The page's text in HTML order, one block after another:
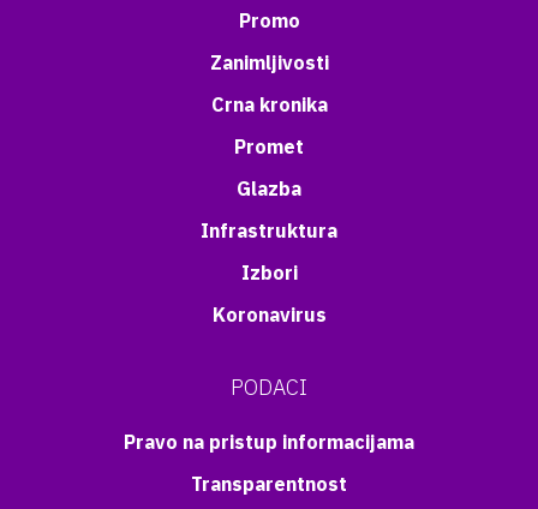
Promo
Zanimljivosti
Crna kronika
Promet
Glazba
Infrastruktura
Izbori
Koronavirus
PODACI
Pravo na pristup informacijama
Transparentnost